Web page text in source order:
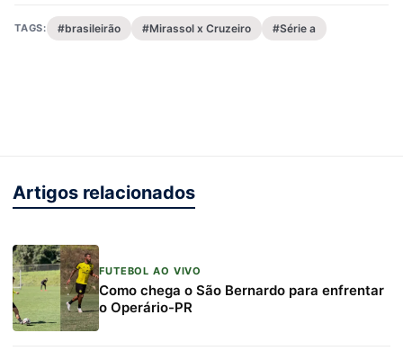
TAGS: #brasileirão #Mirassol x Cruzeiro #Série a
Artigos relacionados
FUTEBOL AO VIVO
Como chega o São Bernardo para enfrentar
o Operário-PR